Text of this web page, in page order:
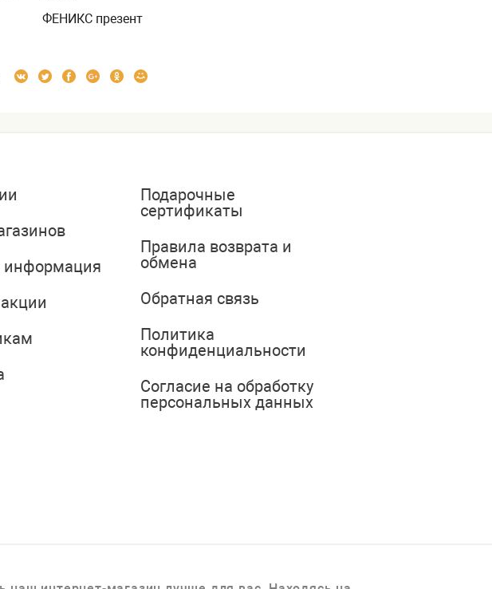
ФЕНИКС презент
информация
Подарочные
сертификаты
Правила возврата и
обмена
Обратная связь
Политика
конфиденциальности
Согласие на обработку
персональных данных